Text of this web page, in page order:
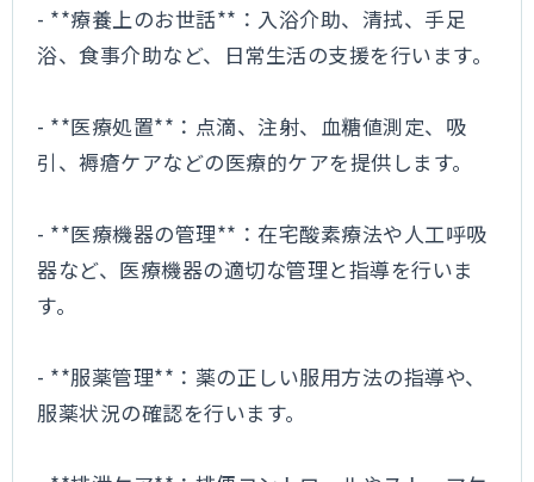
- **療養上のお世話**：入浴介助、清拭、手足
浴、食事介助など、日常生活の支援を行います。
- **医療処置**：点滴、注射、血糖値測定、吸
引、褥瘡ケアなどの医療的ケアを提供します。
- **医療機器の管理**：在宅酸素療法や人工呼吸
器など、医療機器の適切な管理と指導を行いま
す。
- **服薬管理**：薬の正しい服用方法の指導や、
服薬状況の確認を行います。